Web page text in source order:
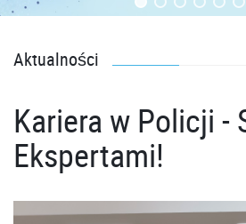
Aktualności
Kariera w Policji -
Ekspertami!